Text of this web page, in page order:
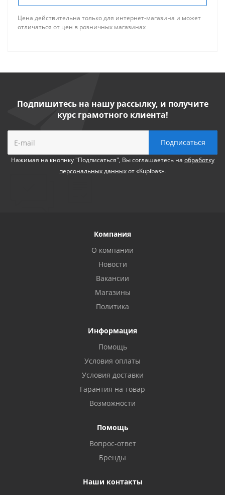
Цена действительна только для интернет-магазина и может
отличаться от цен в розничных магазинах
Подпишитесь на нашу рассылку, и получите
курс грамотного клиента!
Нажимая на кнопнку "Подписаться", Вы соглашаетесь на обработку
персональных данныхот «Kupibas».
Компания
О компании
Новости
Вакансии
Магазины
Политика
Информация
Помощь
Условия оплаты
Условия доставки
Гарантия на товар
Возможности
Помощь
Вопрос-ответ
Бренды
Наши контакты